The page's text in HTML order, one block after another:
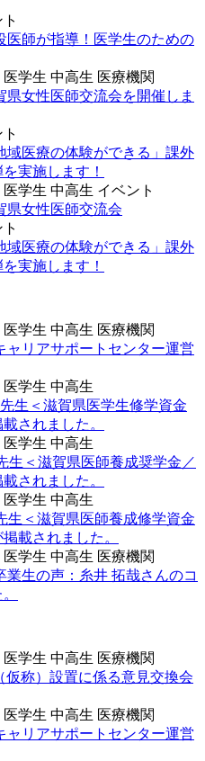
医師が指導！医学生のための
医学生 中高生 医療機関
県女性医師交流会を開催しま
域医療の体験ができる」課外
実施します！
医学生 中高生 イベント
県女性医師交流会
域医療の体験ができる」課外
実施します！
医学生 中高生 医療機関
ャリアサポートセンター運営
医学生 中高生
生＜滋賀県医学生修学資金
されました。
医学生 中高生
生＜滋賀県医師養成奨学金／
されました。
医学生 中高生
生＜滋賀県医師養成修学資金
載されました。
医学生 中高生 医療機関
業生の声：糸井 拓哉さんのコ
医学生 中高生 医療機関
仮称）設置に係る意見交換会
医学生 中高生 医療機関
ャリアサポートセンター運営